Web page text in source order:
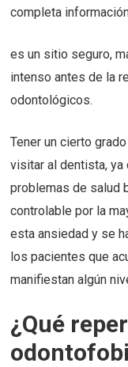
completa
es un sitio seguro,
intenso antes de la
odontológicos.
Tener un cierto
visitar al dentista, ya
problemas de salud
controlable por la
esta ansiedad y se
los pacientes que
manifiestan algún
¿Qué